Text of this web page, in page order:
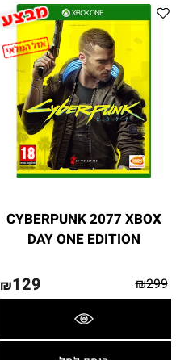
CYBERPUNK 2077 XBOX
DAY ONE EDITION
₪299
₪129